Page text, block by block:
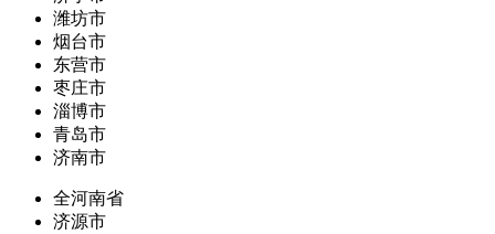
潍坊市
烟台市
东营市
枣庄市
淄博市
青岛市
济南市
全河南省
济源市